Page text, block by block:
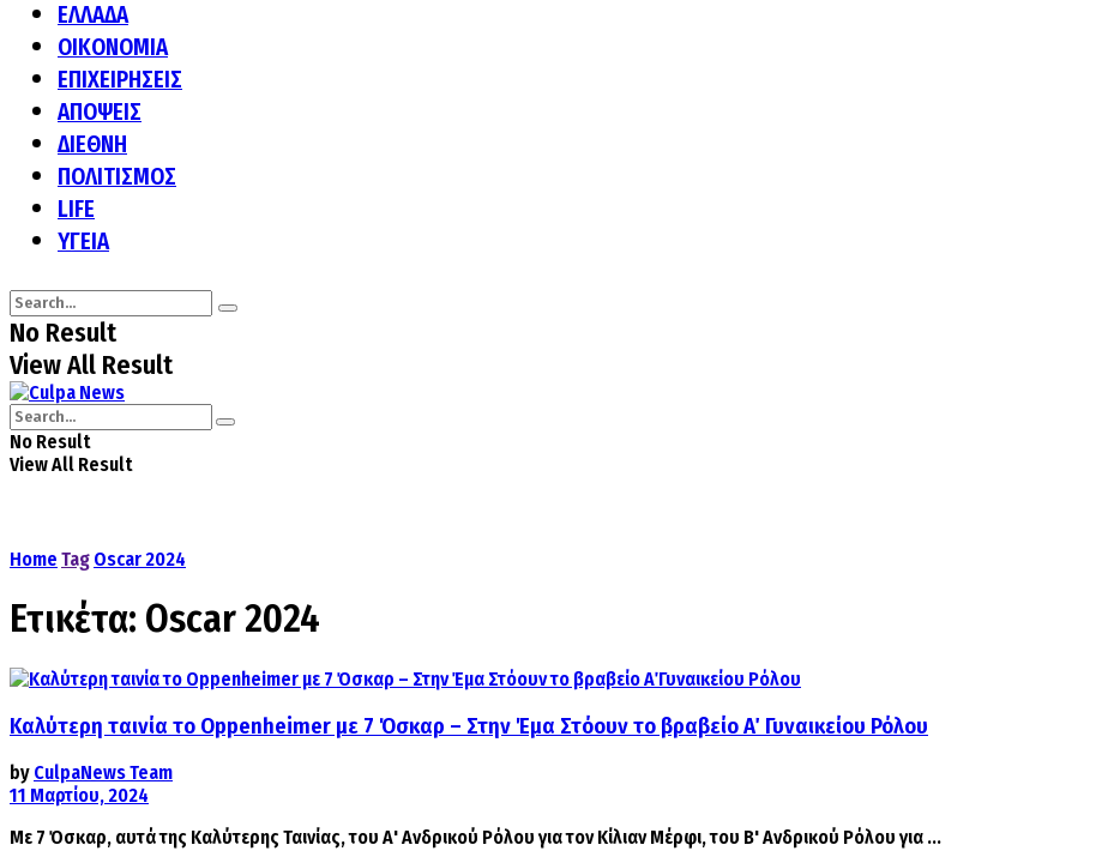
ΕΛΛΑΔΑ
ΟΙΚΟΝΟΜΙΑ
ΕΠΙΧΕΙΡΗΣΕΙΣ
ΑΠΟΨΕΙΣ
ΔΙΕΘΝΗ
ΠΟΛΙΤΙΣΜΟΣ
LIFE
ΥΓΕΙΑ
No Result
View All Result
No Result
View All Result
Home Tag Oscar 2024
Ετικέτα: Oscar 2024
Καλύτερη ταινία το Oppenheimer με 7 Όσκαρ – Στην Έμα Στόουν το βραβείο Α΄ Γυναικείου Ρόλου
by CulpaNews Team
11 Μαρτίου, 2024
Με 7 Όσκαρ, αυτά της Καλύτερης Ταινίας, του Α' Ανδρικού Ρόλου για τον Κίλιαν Μέρφι, του Β' Ανδρικού Ρόλου για ...